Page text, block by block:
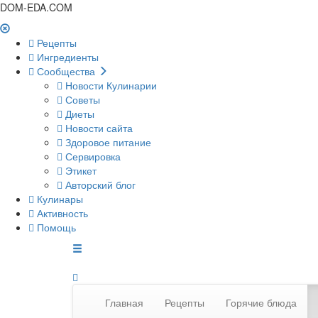
DOM-EDA.COM
Рецепты
Ингредиенты
Сообщества
Новости Кулинарии
Советы
Диеты
Новости сайта
Здоровое питание
Сервировка
Этикет
Авторский блог
Кулинары
Активность
Помощь
Главная Рецепты Горячие блюда